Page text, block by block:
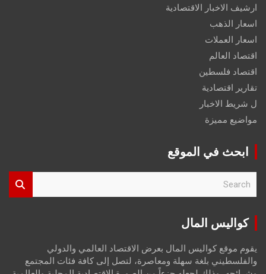
ارشيف الاخبار الاقتصادية
اسعار الذهب
اسعار العملات
اقتصاد العالم
اقتصاد فلسطين
تقارير اقتصادية
ل شريط الاخبار
مواضيع مميزة
ابحث في الموقع
r
كواليس المال
يقوم موقع كواليس المال بعرض الاقتصاد العالمي والدولي
والفلسطيني بلغة سهلة ومعاصرة، لتصل إلى كافة فئات المجتمع